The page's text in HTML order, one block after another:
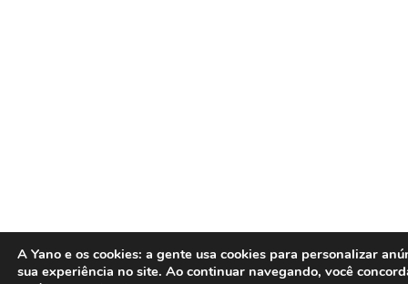
A Yano e os cookies: a gente usa cookies para personalizar
sua experiência no site. Ao continuar navegando, você